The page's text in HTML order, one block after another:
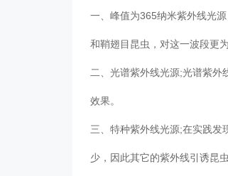
一、峰值为365纳米紫外线光
和鞘翅目昆虫，对这一波段更
二、光谱紫外线光源;光谱紫外
效果。
三、特种紫外线光源;在实践发
少，因此其它的紫外线引诱昆